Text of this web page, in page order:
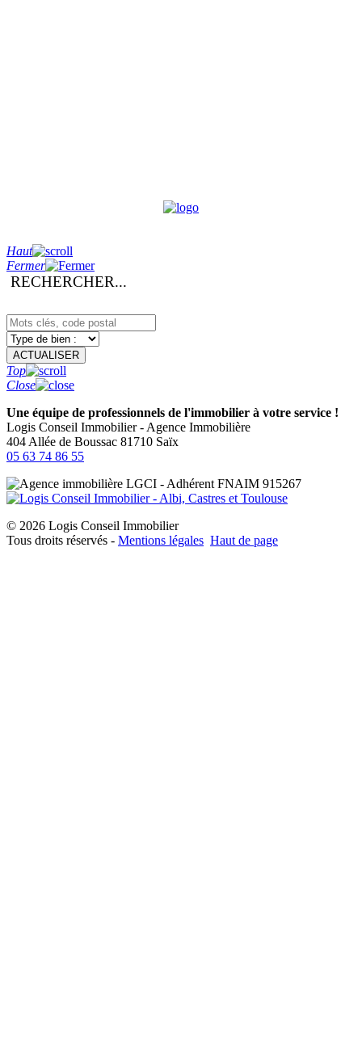
Haut
Fermer
RECHERCHER...
ACTUALISER
Top
Close
Une équipe de professionnels de l'immobilier à votre service !
Logis Conseil Immobilier- Agence Immobilière
404 Allée de Boussac 81710 Saïx
05 63 74 86 55
© 2026 Logis Conseil Immobilier
Tous droits réservés - Mentions légales Haut de page